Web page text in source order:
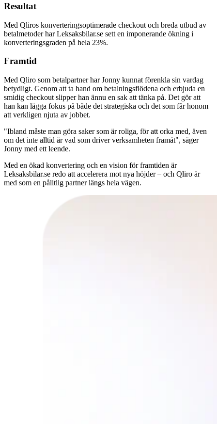
Resultat
Med Qliros konverteringsoptimerade checkout och breda utbud av
betalmetoder har Leksaksbilar.se sett en imponerande ökning i
konverteringsgraden på hela 23%.
Framtid
Med Qliro som betalpartner har Jonny kunnat förenkla sin vardag
betydligt. Genom att ta hand om betalningsflödena och erbjuda en
smidig checkout slipper han ännu en sak att tänka på. Det gör att
han kan lägga fokus på både det strategiska och det som får honom
att verkligen njuta av jobbet.
"Ibland måste man göra saker som är roliga, för att orka med, även
om det inte alltid är vad som driver verksamheten framåt", säger
Jonny med ett leende.
Med en ökad konvertering och en vision för framtiden är
Leksaksbilar.se redo att accelerera mot nya höjder – och Qliro är
med som en pålitlig partner längs hela vägen.